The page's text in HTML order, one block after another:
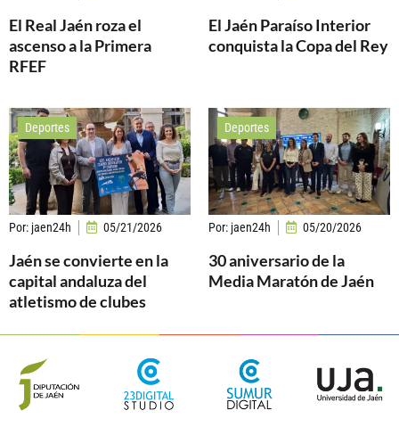
El Real Jaén roza el
ascenso a la Primera
RFEF
El Jaén Paraíso Interior
conquista la Copa del Rey
Deportes
Por: jaen24h 05/21/2026
Jaén se convierte en la
capital andaluza del
atletismo de clubes
Deportes
Por: jaen24h 05/20/2026
30 aniversario de la
Media Maratón de Jaén